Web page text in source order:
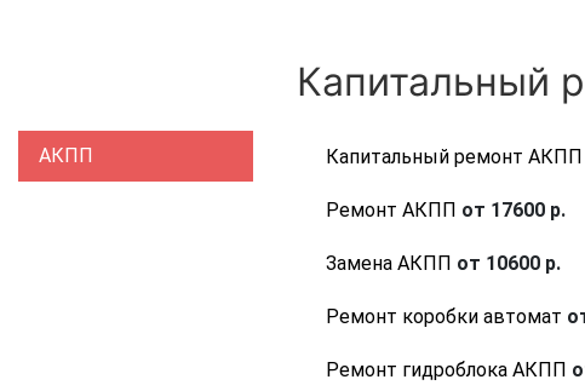
Капитальный
АКПП Капитальный ремонт АКПП
Ремонт АКПП от 17600 р.
Замена АКПП от 10600 р.
Ремонт коробки автомат
Ремонт гидроблока АКПП